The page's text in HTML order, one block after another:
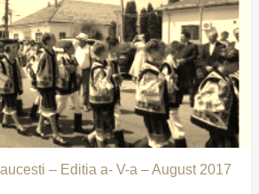
– Editia a- V-a – August 2017